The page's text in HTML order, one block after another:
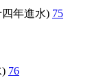
四年進水) 75
) 76